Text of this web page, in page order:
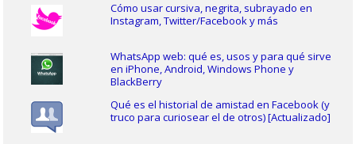
Cómo usar cursiva, negrita, subrayado en
Instagram, Twitter/Facebook y más
WhatsApp web: qué es, usos y para qué sirve
en iPhone, Android, Windows Phone y
BlackBerry
Qué es el historial de amistad en Facebook (y
truco para curiosear el de otros) [Actualizado]